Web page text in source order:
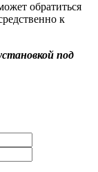
обратиться
к
под